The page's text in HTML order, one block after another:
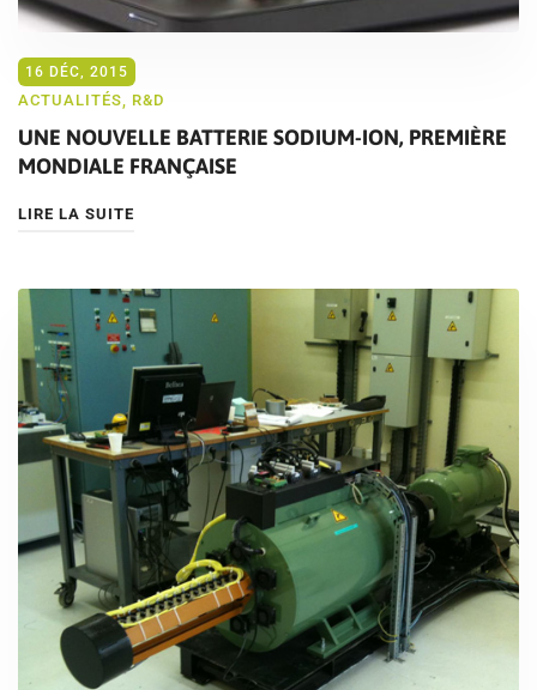
16 DÉC, 2015
ACTUALITÉS R&D
UNE NOUVELLE BATTERIE SODIUM-ION, PREMIÈRE
MONDIALE FRANÇAISE
LIRE LA SUITE